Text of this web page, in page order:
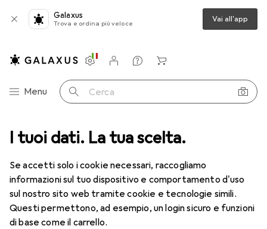
I tuoi dati. La tua scelta.
Se accetti solo i cookie necessari, raccogliamo
informazioni sul tuo dispositivo e comportamento d'uso
sul nostro sito web tramite cookie e tecnologie simili.
Questi permettono, ad esempio, un login sicuro e funzioni
di base come il carrello.
Galaxus
Trova e ordina più veloce Vai all'app
Categoria Navigazione
Menu Cerca
Impostazioni
Conto cliente
Liste di confronto
Liste dei desideri
Carrello
Docking station + Hub USB HP USB-C-Dockingstation G5
21 immagini
−11%